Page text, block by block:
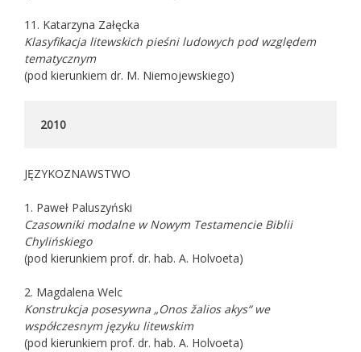
11. Katarzyna Załęcka
Klasyfikacja litewskich pieśni ludowych pod względem
tematycznym
(pod kierunkiem dr. M. Niemojewskiego)
2010
JĘZYKOZNAWSTWO
1. Paweł Paluszyński
Czasowniki modalne w Nowym Testamencie Biblii
Chylińskiego
(pod kierunkiem prof. dr. hab. A. Holvoeta)
2. Magdalena Welc
Konstrukcja posesywna „Onos žalios akys“ we
współczesnym języku litewskim
(pod kierunkiem prof. dr. hab. A. Holvoeta)